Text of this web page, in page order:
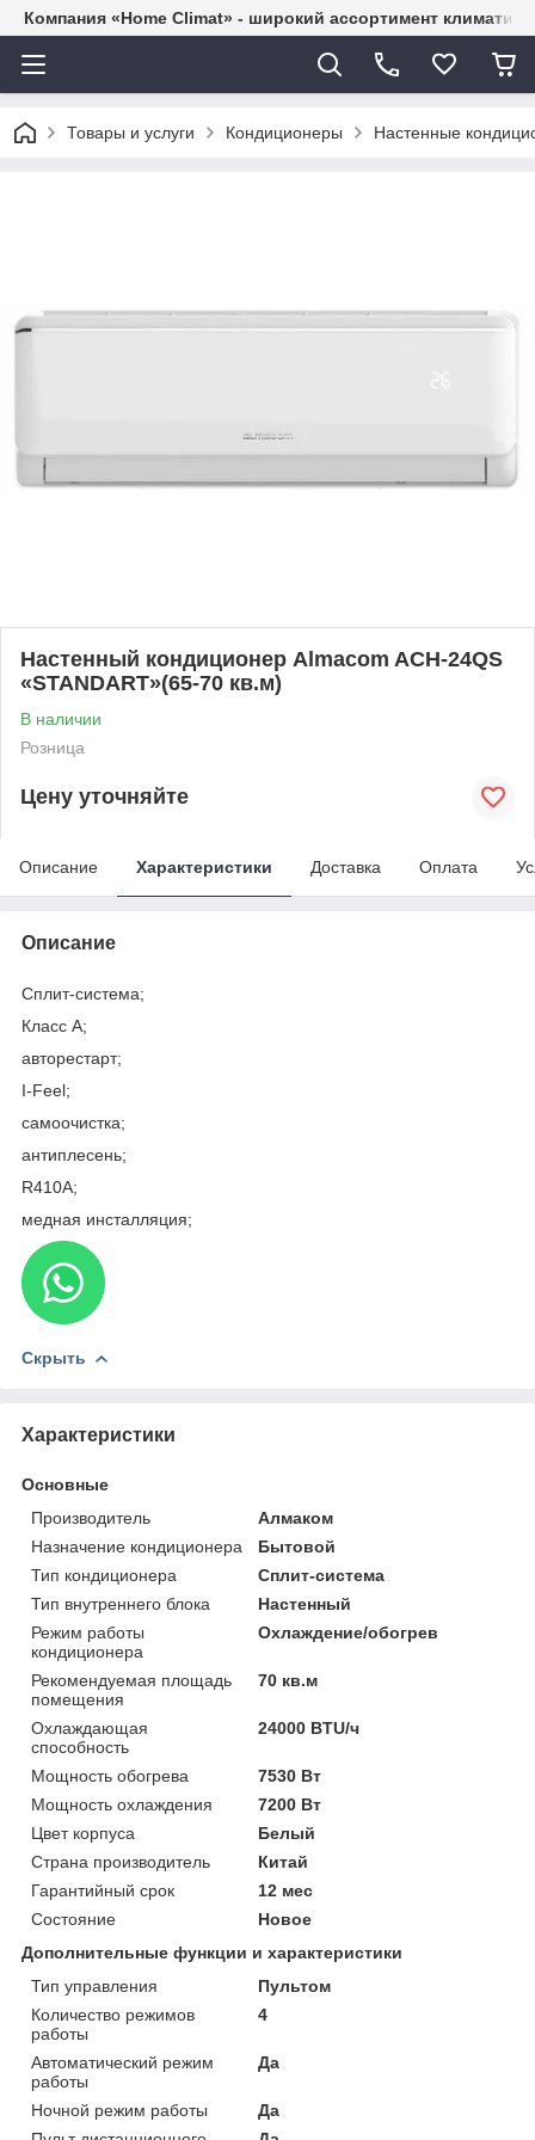
Компания «Home Climat» - широкий ассортимент
Товары и услуги Кондиционеры Настенные
Настенный кондиционер Almacom ACH-24QS
«STANDART»(65-70 кв.м)
В наличии
Розница
Цену уточняйте
Описание Характеристики Доставка Оплата
Описание
Сплит-система;
Класс A;
авторестарт;
I-Feel;
самоочистка;
антиплесень;
R410A;
медная инсталляция;
Скрыть
Характеристики
Основные
Производитель
Алмаком
Назначение кондиционера
Бытовой
Тип кондиционера
Сплит-система
Тип внутреннего блока
Настенный
Режим работы
кондиционера
Охлаждение/обогрев
Рекомендуемая площадь
помещения
70 кв.м
Охлаждающая
способность
24000 BTU/ч
Мощность обогрева
7530 Вт
Мощность охлаждения
7200 Вт
Цвет корпуса
Белый
Страна производитель
Китай
Гарантийный срок
12 мес
Состояние
Новое
Дополнительные функции и характеристики
Тип управления
Пультом
Количество режимов
работы
4
Автоматический режим
работы
Да
Ночной режим работы
Да